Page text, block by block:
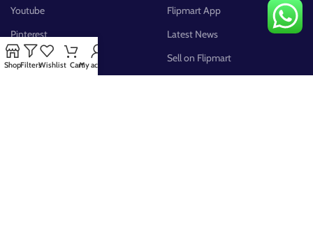
Youtube
Pinterest
FB Group
Flipmart App
Latest News
Sell on Flipmart
ShopFiltersWishlist CartMy account